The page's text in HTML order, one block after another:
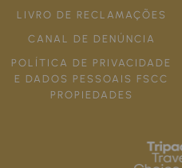
LIVRO DE RECLAMAÇÕES
CANAL DE DENÚNCIA
POLÍTICA DE PRIVACIDADE
E DADOS PESSOAIS FSCC
PROPIEDADES